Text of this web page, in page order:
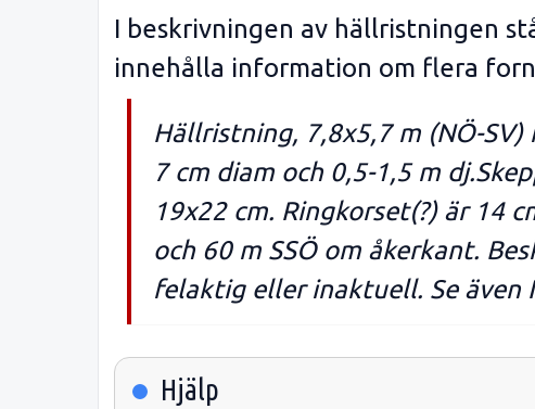
I beskrivningen av hällristningen
innehålla information om flera
Hällristning, 7,8x5,7 m (NÖ-
7 cm diam och 0,5-1,5 m
19x22 cm. Ringkorset(?) är 14
och 60 m SSÖ om åkerkant.
felaktig eller inaktuell. Se även
Hjälp